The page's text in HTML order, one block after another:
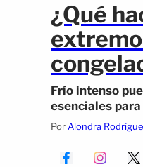
¿Qué
Frío intenso
esenciales
Por Alondra